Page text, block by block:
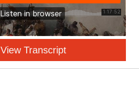
View Transcript